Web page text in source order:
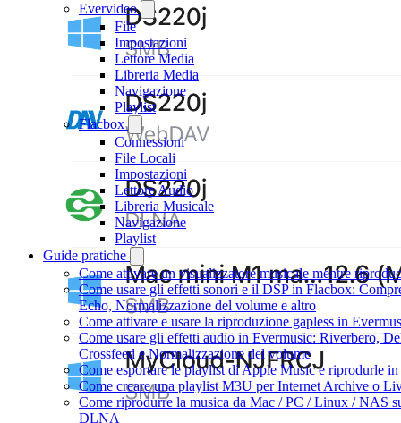
Evervideo
File
Impostazioni
Lettore Media
Libreria Media
Navigazione
Playlist
Flacbox
Connessioni
File Locali
Impostazioni
Lettore Audio
Libreria Musicale
Navigazione
Playlist
Guide pratiche
Come attivare un visualizzatore musicale mentre
Come usare gli effetti sonori e il DSP in Flacbox:
Echo, Normalizzazione del volume e altro
Come attivare e usare la riproduzione gapless in
Come usare gli effetti audio in Evermusic: Riverbero,
Crossfeed e Normalizzazione del volume
Come esportare le playlist di Apple Music e riprodurle
Come creare una playlist M3U per Internet Archive o
Come riprodurre la musica da Mac / PC / Linux / NAS
DLNA